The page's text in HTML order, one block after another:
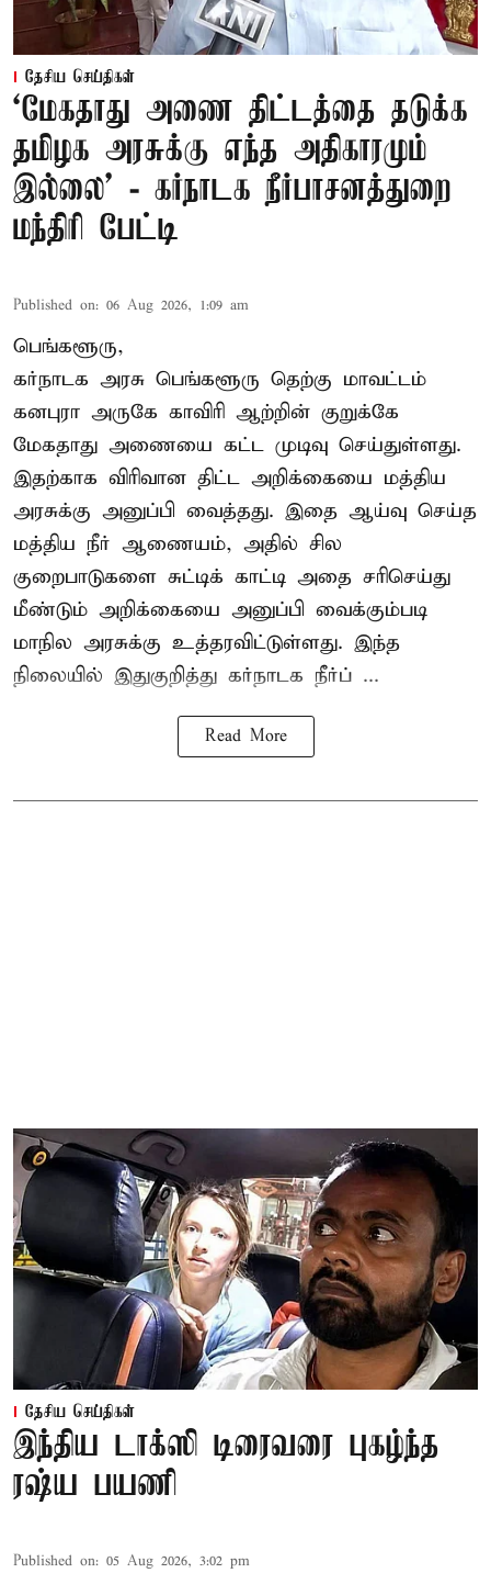
தேசிய செய்திகள்
‘மேகதாது அணை திட்டத்தை தடுக்க
தமிழக அரசுக்கு எந்த அதிகாரமும்
இல்லை’ - கர்நாடக நீர்பாசனத்துறை
மந்திரி பேட்டி
Published on: 06 Aug 2026, 1:09 am
பெங்களூரு,
கர்நாடக அரசு பெங்களூரு தெற்கு மாவட்டம்
கனபுரா அருகே காவிரி ஆற்றின் குறுக்கே
மேகதாது அணையை கட்ட முடிவு செய்துள்ளது.
இதற்காக விரிவான திட்ட அறிக்கையை மத்திய
அரசுக்கு அனுப்பி வைத்தது. இதை ஆய்வு செய்த
மத்திய நீர் ஆணையம், அதில் சில
குறைபாடுகளை சுட்டிக் காட்டி அதை சரிசெய்து
மீண்டும் அறிக்கையை அனுப்பி வைக்கும்படி
மாநில அரசுக்கு உத்தரவிட்டுள்ளது. இந்த
நிலையில் இதுகுறித்து கர்நாடக நீர்ப் ...
Read More
தேசிய செய்திகள்
இந்திய டாக்ஸி டிரைவரை புகழ்ந்த
ரஷ்ய பயணி
Published on: 05 Aug 2026, 3:02 pm